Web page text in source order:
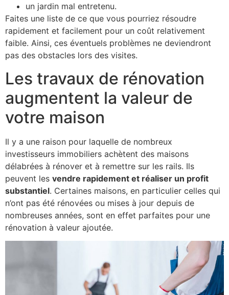
un jardin mal entretenu.
Faites une liste de ce que vous pourriez résoudre
rapidement et facilement pour un coût relativement
faible. Ainsi, ces éventuels problèmes ne deviendront
pas des obstacles lors des visites.
Les travaux de rénovation
augmentent la valeur de
votre maison
Il y a une raison pour laquelle de nombreux
investisseurs immobiliers achètent des maisons
délabrées à rénover et à remettre sur les rails. Ils
peuvent les vendre rapidement et réaliser un profit
substantiel. Certaines maisons, en particulier celles qui
n’ont pas été rénovées ou mises à jour depuis de
nombreuses années, sont en effet parfaites pour une
rénovation à valeur ajoutée.